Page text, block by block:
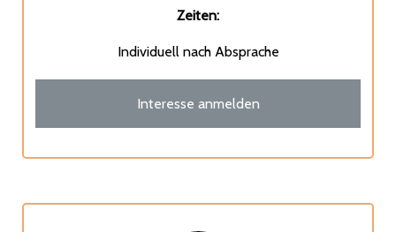
Zeiten:
Individuell nach Absprache
Interesse anmelden